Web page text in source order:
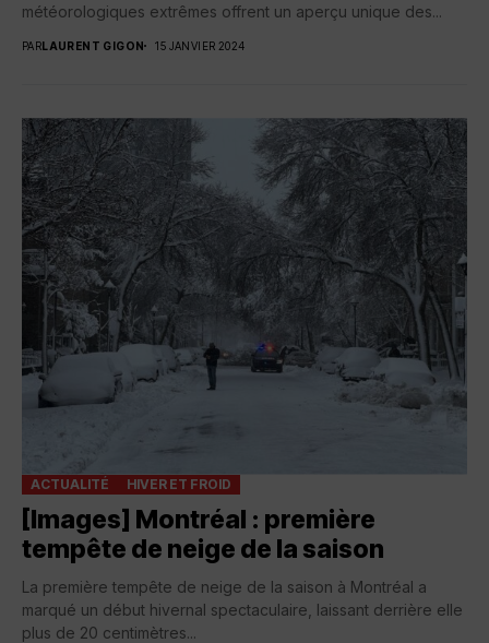
météorologiques extrêmes offrent un aperçu unique des...
PARLAURENT GIGON 15 JANVIER 2024
ACTUALITÉ HIVER ET FROID
[Images] Montréal : première
tempête de neige de la saison
La première tempête de neige de la saison à Montréal a
marqué un début hivernal spectaculaire, laissant derrière elle
plus de 20 centimètres...